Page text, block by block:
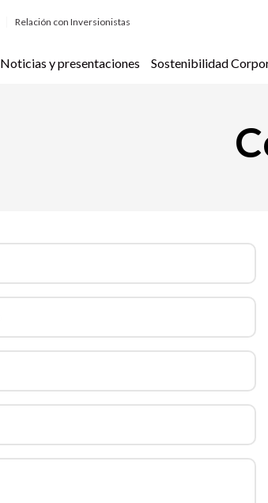
Relación con Inversionistas
Noticias y presentaciones Sostenibilidad